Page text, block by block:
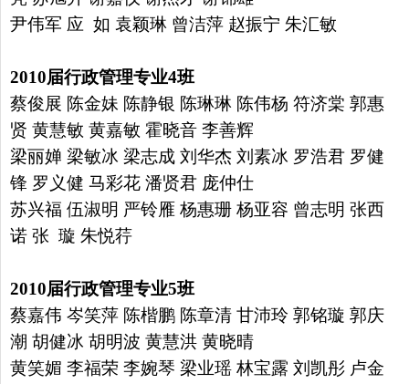
尹伟军 应 如 袁颖琳 曾洁萍 赵振宁 朱汇敏
2010届行政管理专业4班
蔡俊展 陈金妹 陈静银 陈琳琳 陈伟杨 符济棠 郭惠
贤 黄慧敏 黄嘉敏 霍晓音 李善辉
梁丽婵 梁敏冰 梁志成 刘华杰 刘素冰 罗浩君 罗健
锋 罗义健 马彩花 潘贤君 庞仲仕
苏兴福 伍淑明 严铃雁 杨惠珊 杨亚容 曾志明 张西
诺 张 璇 朱悦荇
2010届行政管理专业5班
蔡嘉伟 岑笑萍 陈楷鹏 陈章清 甘沛玲 郭铭璇 郭庆
潮 胡健冰 胡明波 黄慧洪 黄晓晴
黄笑媚 李福荣 李婉琴 梁业瑶 林宝露 刘凯彤 卢金